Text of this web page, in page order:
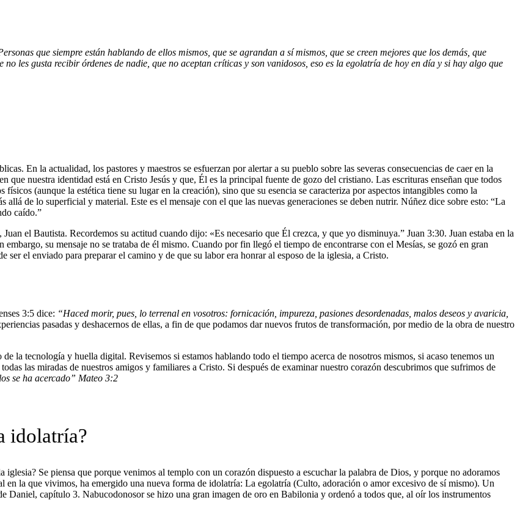
que siempre están hablando de ellos mismos, que se agrandan a sí mismos, que se creen mejores que los demás, que
les gusta recibir órdenes de nadie, que no aceptan críticas y son vanidosos, eso es la egolatría de hoy en día y si hay algo que
En la actualidad, los pastores y maestros se esfuerzan por alertar a su pueblo sobre las severas consecuencias de caer en la
que nuestra identidad está en Cristo Jesús y que, Él es la principal fuente de gozo del cristiano. Las escrituras enseñan que todos
(aunque la estética tiene su lugar en la creación), sino que su esencia se caracteriza por aspectos intangibles como la
de lo superficial y material. Este es el mensaje con el que las nuevas generaciones se deben nutrir. Núñez dice sobre esto: “La
caído.”
el Bautista. Recordemos su actitud cuando dijo: «Es necesario que Él crezca, y que yo disminuya.” Juan 3:30. Juan estaba en la
su mensaje no se trataba de él mismo. Cuando por fin llegó el tiempo de encontrarse con el Mesías, se gozó en gran
ser el enviado para preparar el camino y de que su labor era honrar al esposo de la iglesia, a Cristo.
3:5 dice: “Haced morir, pues, lo terrenal en vosotros: fornicación, impureza, pasiones desordenadas, malos deseos y avaricia,
pasadas y deshacernos de ellas, a fin de que podamos dar nuevos frutos de transformación, por medio de la obra de nuestro
la tecnología y huella digital. Revisemos si estamos hablando todo el tiempo acerca de nosotros mismos, si acaso tenemos un
las miradas de nuestros amigos y familiares a Cristo. Si después de examinar nuestro corazón descubrimos que sufrimos de
se ha acercado” Mateo 3:2
idolatría?
Se piensa que porque venimos al templo con un corazón dispuesto a escuchar la palabra de Dios, y porque no adoramos
en la que vivimos, ha emergido una nueva forma de idolatría: La egolatría (Culto, adoración o amor excesivo de sí mismo). Un
Daniel, capítulo 3. Nabucodonosor se hizo una gran imagen de oro en Babilonia y ordenó a todos que, al oír los instrumentos